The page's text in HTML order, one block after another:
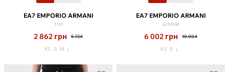
EA7 EMPORIO ARMANI
топ
2 862 грн 5 724
XS S M L
EA7 EMPORIO ARMANI
штани
6 002 грн 10 004
XS S L